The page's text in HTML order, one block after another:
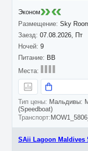
07.08.2026, Пт
9
Sky
BB
Мальдивы:
(Speedboat)
Эконом
SAii Lagoon Maldives